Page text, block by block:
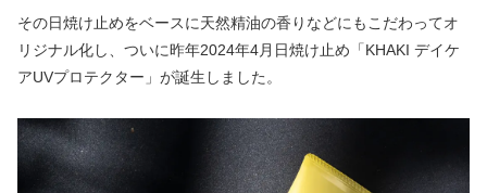
その日焼け止めをベースに天然精油の香りなどにもこだわってオ
リジナル化し、ついに昨年2024年4月日焼け止め「KHAKI デイケ
アUVプロテクター」が誕生しました。